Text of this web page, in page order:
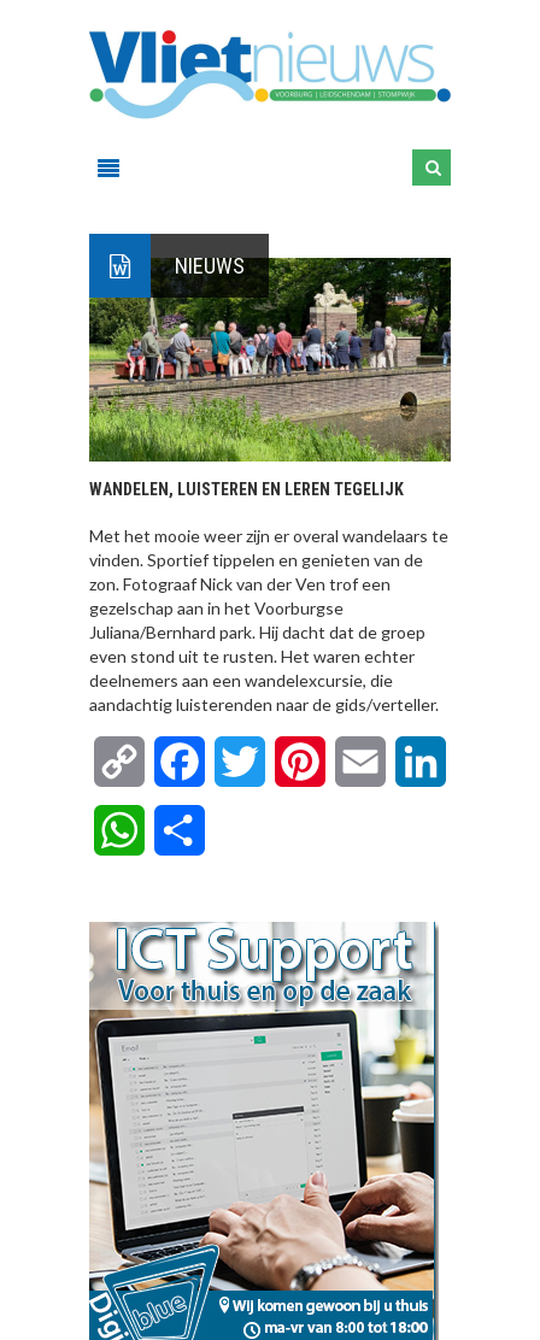
NIEUWS
WANDELEN, LUISTEREN EN LEREN TEGELIJK
Met het mooie weer zijn er overal wandelaars te
vinden. Sportief tippelen en genieten van de
zon. Fotograaf Nick van der Ven trof een
gezelschap aan in het Voorburgse
Juliana/Bernhard park. Hij dacht dat de groep
even stond uit te rusten. Het waren echter
deelnemers aan een wandelexcursie, die
aandachtig luisterenden naar de gids/verteller.
Copy
Link
FacebookTwitter Pinterest Email
WhatsApp